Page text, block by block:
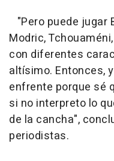
"Pero puede jugar
Modric,
con diferentes
altísimo. Entonces,
enfrente porque sé
si no interpreto lo
de la cancha",
periodistas.